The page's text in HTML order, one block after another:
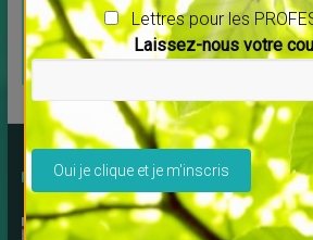
Spécialement
pour les
THERAPEUTES
Des LIVRES à lire !
Découvrez Debowska
Lettres pour les
Laissez-nous votre
Veuillez laisser ce champ vide.